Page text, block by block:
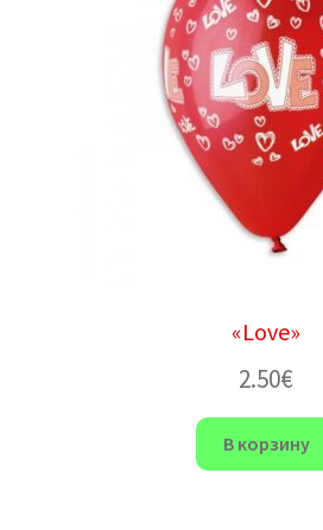
«Love»
2.50€
В корзину